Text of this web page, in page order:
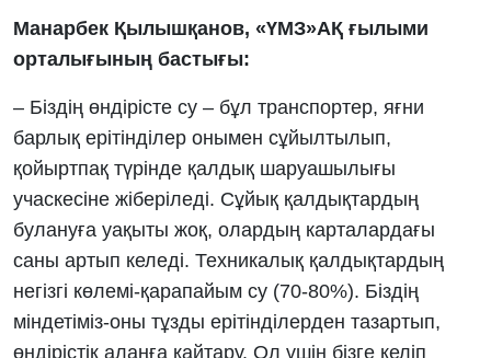
Манарбек Қылышқанов, «ҮМЗ»АҚ ғылыми
орталығының бастығы:
– Біздің өндірісте су – бұл транспортер, яғни
барлық ерітінділер онымен сұйылтылып,
қойыртпақ түрінде қалдық шаруашылығы
учаскесіне жіберіледі. Сұйық қалдықтардың
булануға уақыты жоқ, олардың карталардағы
саны артып келеді. Техникалық қалдықтардың
негізгі көлемі-қарапайым су (70-80%). Біздің
міндетіміз-оны тұзды ерітінділерден тазартып,
өндірістік алаңға қайтару. Ол үшін бізге келіп